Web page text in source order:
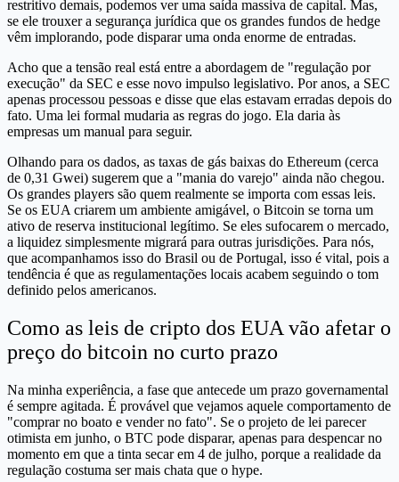
restritivo demais, podemos ver uma saída massiva de capital. Mas,
se ele trouxer a segurança jurídica que os grandes fundos de hedge
vêm implorando, pode disparar uma onda enorme de entradas.
Acho que a tensão real está entre a abordagem de "regulação por
execução" da SEC e esse novo impulso legislativo. Por anos, a SEC
apenas processou pessoas e disse que elas estavam erradas depois do
fato. Uma lei formal mudaria as regras do jogo. Ela daria às
empresas um manual para seguir.
Olhando para os dados, as taxas de gás baixas do Ethereum (cerca
de 0,31 Gwei) sugerem que a "mania do varejo" ainda não chegou.
Os grandes players são quem realmente se importa com essas leis.
Se os EUA criarem um ambiente amigável, o Bitcoin se torna um
ativo de reserva institucional legítimo. Se eles sufocarem o mercado,
a liquidez simplesmente migrará para outras jurisdições. Para nós,
que acompanhamos isso do Brasil ou de Portugal, isso é vital, pois a
tendência é que as regulamentações locais acabem seguindo o tom
definido pelos americanos.
Como as leis de cripto dos EUA vão afetar o
preço do bitcoin no curto prazo
Na minha experiência, a fase que antecede um prazo governamental
é sempre agitada. É provável que vejamos aquele comportamento de
"comprar no boato e vender no fato". Se o projeto de lei parecer
otimista em junho, o BTC pode disparar, apenas para despencar no
momento em que a tinta secar em 4 de julho, porque a realidade da
regulação costuma ser mais chata que o hype.